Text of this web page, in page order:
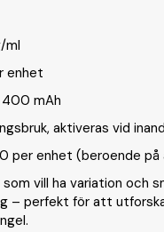
ml
enhet
mAh
aktiveras vid
per enhet (beroende på
vill ha variation och
– perfekt för att